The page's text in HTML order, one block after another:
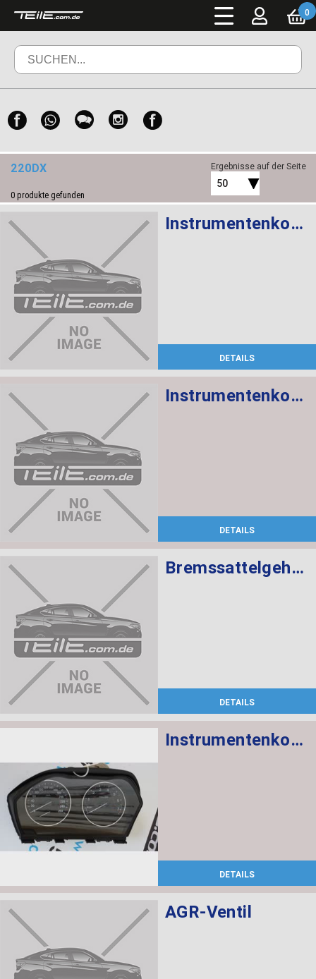
0
220DX
0 produkte gefunden
Ergebnisse auf der Seite
50
Instrumentenkombination KMH
DETAILS
Instrumentenkombination KMH
DETAILS
Bremssattelgehäuse links
DETAILS
Instrumentenkombination KMH
DETAILS
AGR-Ventil